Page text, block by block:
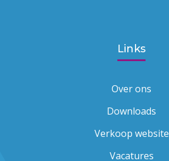
Links
Over ons
Downloads
Verkoop website
Vacatures